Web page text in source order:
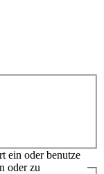
ein oder benutze
oder zu